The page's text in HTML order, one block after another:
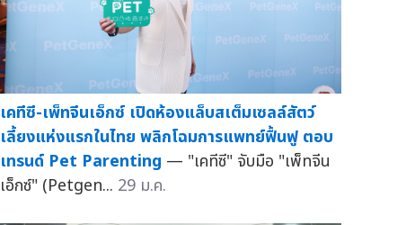
เคทีซี-เพ็ทจีนเอ็กซ์ เปิดห้องแล็บสเต็มเซลล์สัตว์
เลี้ยงแห่งแรกในไทย พลิกโฉมการแพทย์ฟื้นฟู ตอบ
เทรนด์ Pet Parenting — "เคทีซี" จับมือ "เพ็ทจีน
เอ็กซ์" (Petgen... 29 ม.ค.